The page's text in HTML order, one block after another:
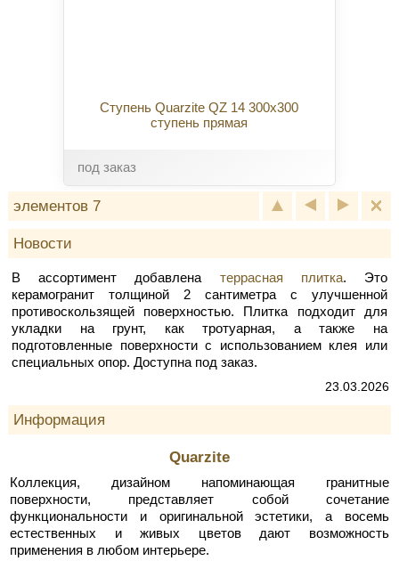
Ступень Quarzite QZ 14 300x300
ступень прямая
под заказ
элементов 7
Новости
В ассортимент добавлена террасная плитка. Это
керамогранит толщиной 2 сантиметра с улучшенной
противоскользящей поверхностью. Плитка подходит для
укладки на грунт, как тротуарная, а также на
подготовленные поверхности с использованием клея или
специальных опор. Доступна под заказ.
23.03.2026
Информация
Quarzite
Коллекция, дизайном напоминающая гранитные
поверхности, представляет собой сочетание
функциональности и оригинальной эстетики, а восемь
естественных и живых цветов дают возможность
применения в любом интерьере.